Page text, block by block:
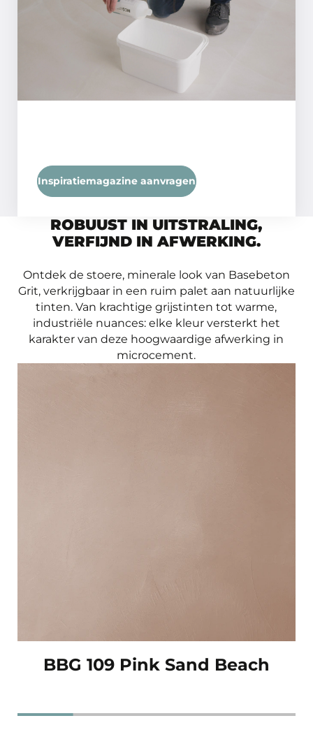
Behandel de ondergrond met MCG
Grondeermiddel. MCG kan met een vacht-
of schuimroller egaal aangebracht worden.
De droogtijd is +/- 1 uur (handdroog).
Inspiratiemagazine aanvragen
ROBUUST IN UITSTRALING,
VERFIJND IN AFWERKING.
Ontdek de stoere, minerale look van Basebeton
Grit, verkrijgbaar in een ruim palet aan natuurlijke
tinten. Van krachtige grijstinten tot warme,
industriële nuances: elke kleur versterkt het
karakter van deze hoogwaardige afwerking in
microcement.
BBG 109 Pink Sand Beach